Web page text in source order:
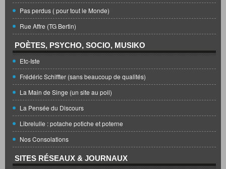
Pas perdus ( pour tout le Monde)
Rue Affre (TG Bertin)
POÈTES, PSYCHO, SOCIO, MUSIKO
Etc-Iste
Frédéric Schiffter (sans beaucoup de qualités)
La Main de Singe (un site au poil)
La Pensée du Discours
Librelulle : potache potiche et poterne
Nos Consolations
SITES RÉSEAUX & JOURNAUX